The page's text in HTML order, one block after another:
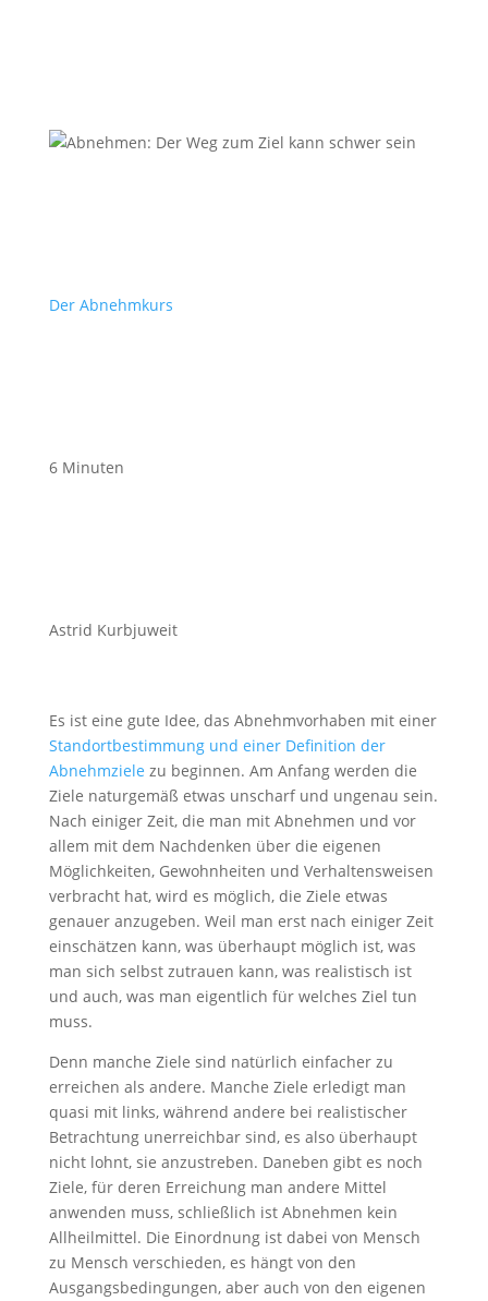
Der Abnehmkurs
6 Minuten
Astrid Kurbjuweit
Es ist eine gute Idee, das Abnehmvorhaben mit einer
Standortbestimmung und einer Definition der
Abnehmziele zu beginnen. Am Anfang werden die
Ziele naturgemäß etwas unscharf und ungenau sein.
Nach einiger Zeit, die man mit Abnehmen und vor
allem mit dem Nachdenken über die eigenen
Möglichkeiten, Gewohnheiten und Verhaltensweisen
verbracht hat, wird es möglich, die Ziele etwas
genauer anzugeben. Weil man erst nach einiger Zeit
einschätzen kann, was überhaupt möglich ist, was
man sich selbst zutrauen kann, was realistisch ist
und auch, was man eigentlich für welches Ziel tun
muss.
Denn manche Ziele sind natürlich einfacher zu
erreichen als andere. Manche Ziele erledigt man
quasi mit links, während andere bei realistischer
Betrachtung unerreichbar sind, es also überhaupt
nicht lohnt, sie anzustreben. Daneben gibt es noch
Ziele, für deren Erreichung man andere Mittel
anwenden muss, schließlich ist Abnehmen kein
Allheilmittel. Die Einordnung ist dabei von Mensch
zu Mensch verschieden, es hängt von den
Ausgangsbedingungen, aber auch von den eigenen